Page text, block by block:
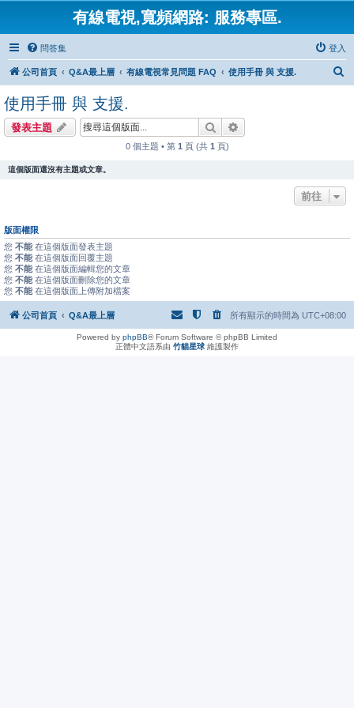
有線電視,寬頻網路: 服務專區.
問答集 登入
公司首頁 Q&A最上層 有線電視常見問題 FAQ 使用手冊 與 支援.
使用手冊 與 支援.
發表主題 搜尋
0 個主題 • 第 1 頁 (共 1 頁)
這個版面還沒有主題或文章。
前往
版面權限
您 不能 在這個版面發表主題
您 不能 在這個版面回覆主題
您 不能 在這個版面編輯您的文章
您 不能 在這個版面刪除您的文章
您 不能 在這個版面上傳附加檔案
公司首頁 Q&A最上層 所有顯示的時間為 UTC+08:00
Powered by phpBB® Forum Software © phpBB Limited
正體中文語系由 竹貓星球 維護製作